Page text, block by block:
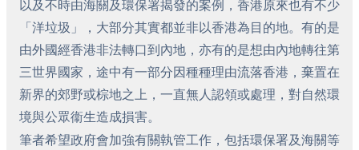
以及不時由海關及環保署揭發的案例，香港原來也有不少
「洋垃圾」，大部分其實都並非以香港為目的地。有的是
由外國經香港非法轉口到內地，亦有的是想由內地轉往第
三世界國家，途中有一部分因種種理由流落香港，棄置在
新界的郊野或棕地之上，一直無人認領或處理，對自然環
境與公眾衞生造成損害。
筆者希望政府會加強有關執管工作，包括環保署及海關等